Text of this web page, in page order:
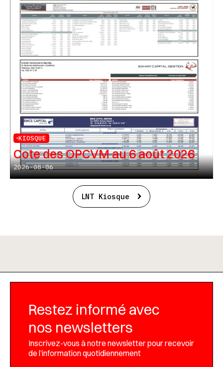
KIOSQUE
Cote des OPCVM au 6 août 2026
2026-08-06
LNT Kiosque
Restez informé avec
nos newsletters
Inscrivez-vous à notre newsletter pour recevoir
de l’information quotidiennement